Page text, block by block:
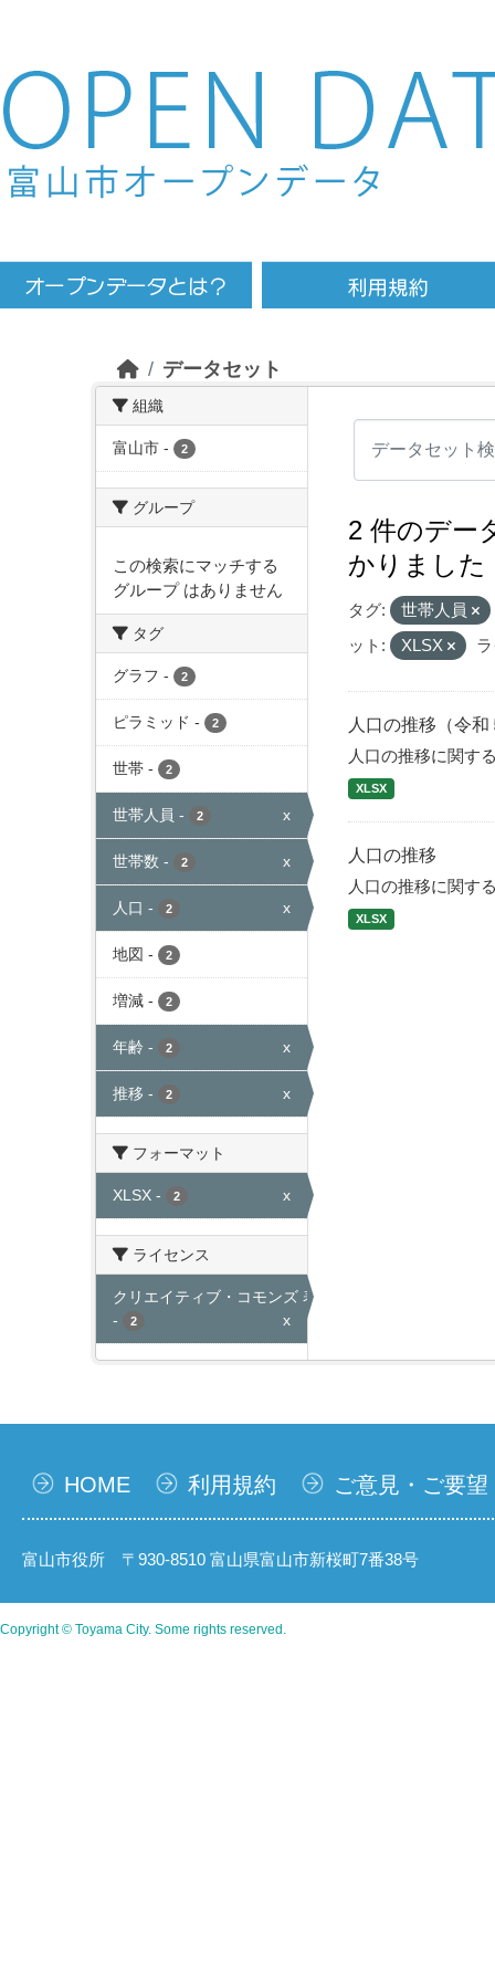
Skip to main content
データセット
組織
富山市 - 2
グループ
この検索にマッチする
グループ はありません
タグ
グラフ - 2
ピラミッド - 2
世帯 - 2
世帯人員 - 2 x
世帯数 - 2 x
人口 - 2 x
地図 - 2
増減 - 2
年齢 - 2 x
推移 - 2 x
フォーマット
XLSX - 2 x
ライセンス
クリエイティブ・コモンズ 表示
-
2 x
2 件のデー
かりました
タグ:
世帯人員
ット:
XLSX
人口の推移（令和
人口の推移に関す
XLSX
人口の推移
人口の推移に関す
XLSX
HOME 利用規約 ご意見・ご要望
富山市役所 〒930-8510 富山県富山市新桜町7番38号
Copyright © Toyama City. Some rights reserved.